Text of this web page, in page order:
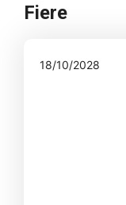
Fiere
18/10/2028